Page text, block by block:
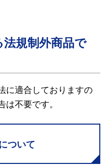
規制外商品で
に適合しておりますの
不要です。
ついて